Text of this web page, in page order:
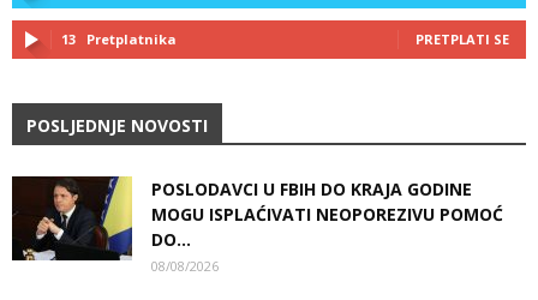
13 Pretplatnika PRETPLATI SE
POSLJEDNJE NOVOSTI
POSLODAVCI U FBIH DO KRAJA GODINE
MOGU ISPLAĆIVATI NEOPOREZIVU POMOĆ
DO...
08/08/2026